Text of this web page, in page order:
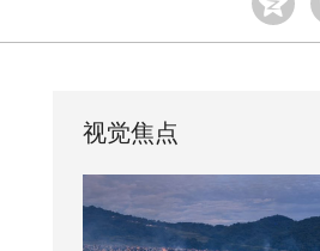
视觉焦点